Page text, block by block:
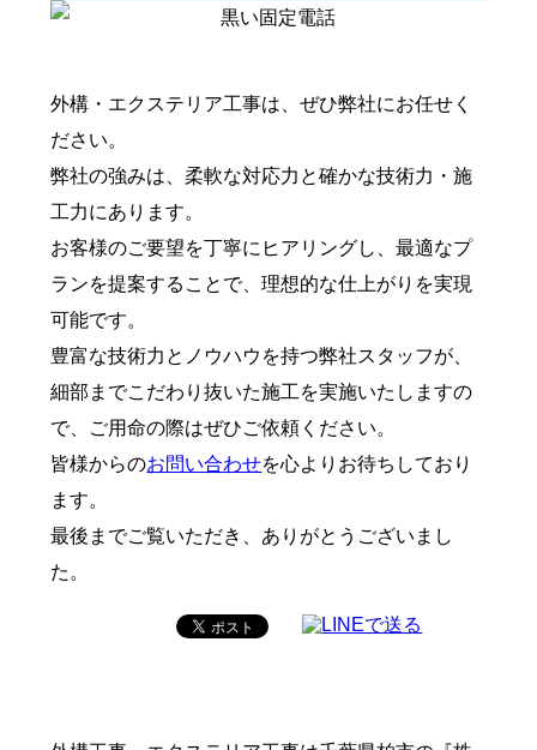
外構・エクステリア工事は、ぜひ弊社にお任せく
ださい。
弊社の強みは、柔軟な対応力と確かな技術力・施
工力にあります。
お客様のご要望を丁寧にヒアリングし、最適なプ
ランを提案することで、理想的な仕上がりを実現
可能です。
豊富な技術力とノウハウを持つ弊社スタッフが、
細部までこだわり抜いた施工を実施いたしますの
で、ご用命の際はぜひご依頼ください。
皆様からのお問い合わせを心よりお待ちしており
ます。
最後までご覧いただき、ありがとうございまし
た。